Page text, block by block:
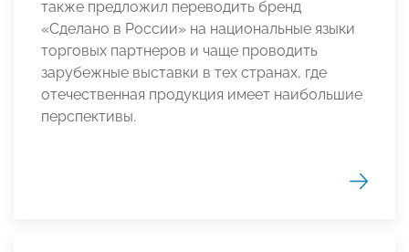
также предложил переводить бренд
«Сделано в России» на национальные языки
торговых партнеров и чаще проводить
зарубежные выставки в тех странах, где
отечественная продукция имеет наибольшие
перспективы.